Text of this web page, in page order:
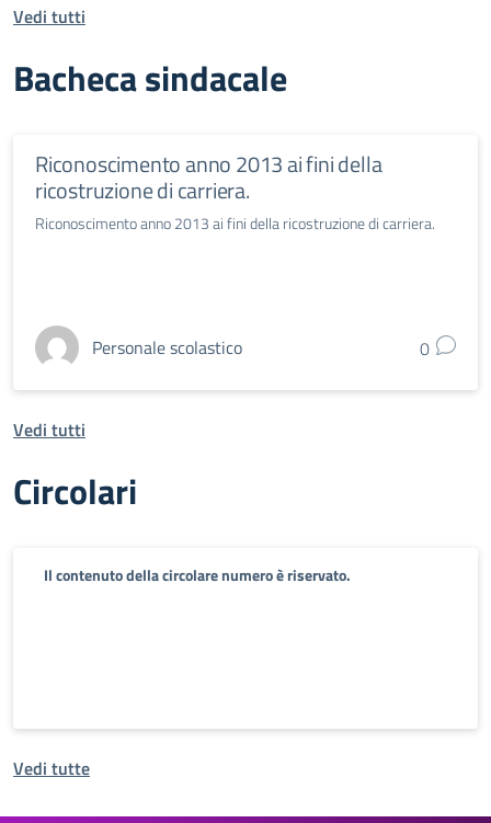
Vedi tutti
Bacheca sindacale
Riconoscimento anno 2013 ai fini della
ricostruzione di carriera.
Riconoscimento anno 2013 ai fini della ricostruzione di carriera.
Personale scolastico 0
Vedi tutti
Circolari
Il contenuto della circolare numero è riservato.
Vedi tutte